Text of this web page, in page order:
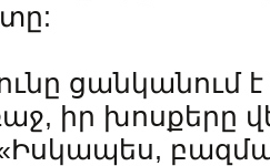
ցանկանում
իր խոսքերը
«Իսկապես,